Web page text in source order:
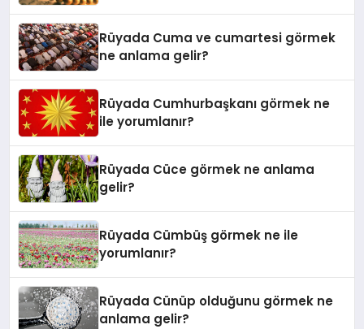
Rüyada Cuma ve cumartesi görmek
ne anlama gelir?
Rüyada Cumhurbaşkanı görmek ne
ile yorumlanır?
Rüyada Cüce görmek ne anlama
gelir?
Rüyada Cümbüş görmek ne ile
yorumlanır?
Rüyada Cünüp olduğunu görmek ne
anlama gelir?